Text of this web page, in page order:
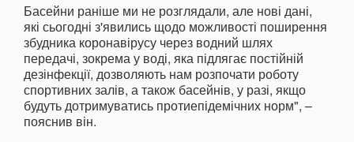
Басейни раніше ми не розглядали, але нові дані,
які сьогодні з'явились щодо можливості поширення
збудника коронавірусу через водний шлях
передачі, зокрема у воді, яка підлягає постійній
дезінфекції, дозволяють нам розпочати роботу
спортивних залів, а також басейнів, у разі, якщо
будуть дотримуватись протиепідемічних норм", –
пояснив він.